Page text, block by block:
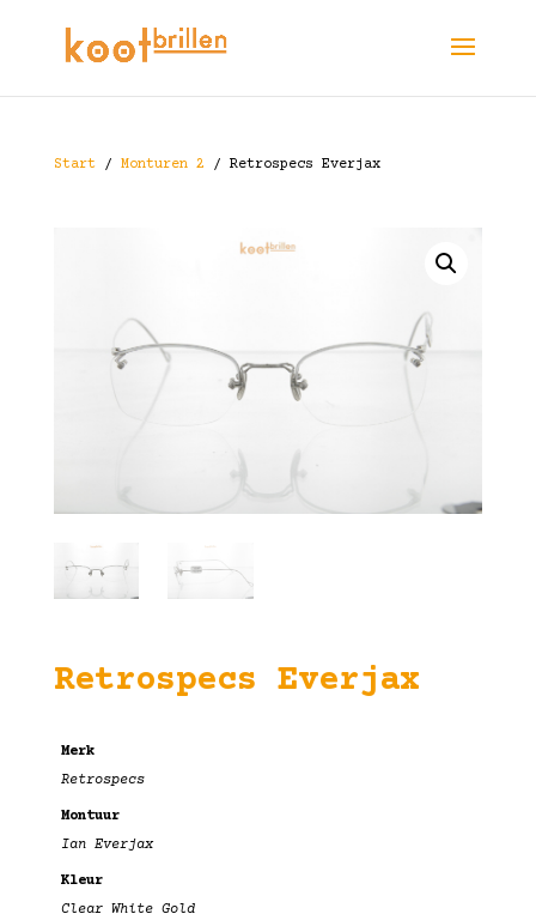
Start/ Monturen 2 / Retrospecs Everjax
Retrospecs Everjax
Merk
Retrospecs
Montuur
Ian Everjax
Kleur
Clear White Gold